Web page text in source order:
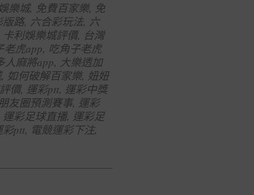
樂城, 免費百家樂, 免
版路, 六合彩玩法, 六
卡利娛樂城評價, 台灣
老虎app, 吃角子老虎
人麻將app, 大樂透加
, 如何破解百家樂, 妞妞
價, 運彩ptt, 運彩中獎
友圈預測賽事, 運彩
運彩足球直播, 運彩足
彩ptt, 電競運彩下注,